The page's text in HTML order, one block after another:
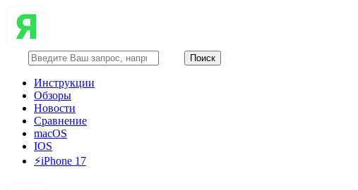
Инструкции
Обзоры
Новости
Сравнение
macOS
IOS
⚡️iPhone 17